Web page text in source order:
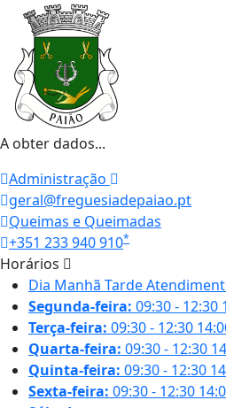
A obter dados...
Administração
geral@freguesiadepaiao.pt
Queimas e Queimadas
+351 233 940 910*
Horários
Dia Manhã Tarde
Segunda-feira: 09:30 - 12:30
Terça-feira: 09:30 - 12:30
Quarta-feira: 09:30 - 12:30
Quinta-feira: 09:30 - 12:30
Sexta-feira: 09:30 - 12:30